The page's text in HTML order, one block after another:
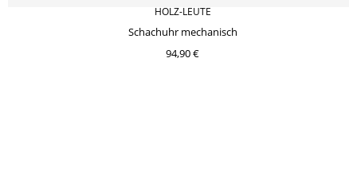
HOLZ-LEUTE
Schachuhr mechanisch
94,90 €